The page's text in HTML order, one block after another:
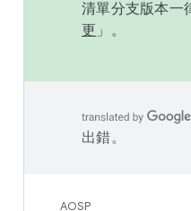
清單分支版本一
更 」。
出錯。
AOSP